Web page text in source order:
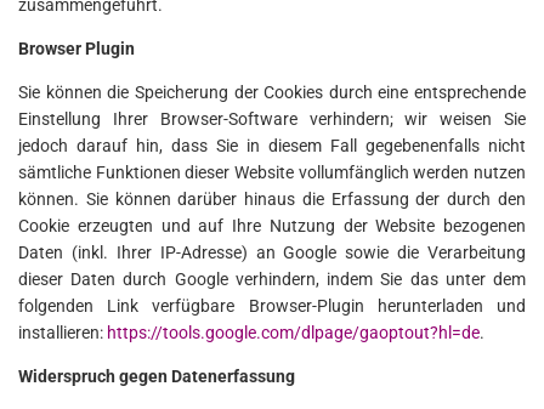
zusammengeführt.
Browser Plugin
Sie können die Speicherung der Cookies durch eine entsprechende
Einstellung Ihrer Browser-Software verhindern; wir weisen Sie
jedoch darauf hin, dass Sie in diesem Fall gegebenenfalls nicht
sämtliche Funktionen dieser Website vollumfänglich werden nutzen
können. Sie können darüber hinaus die Erfassung der durch den
Cookie erzeugten und auf Ihre Nutzung der Website bezogenen
Daten (inkl. Ihrer IP-Adresse) an Google sowie die Verarbeitung
dieser Daten durch Google verhindern, indem Sie das unter dem
folgenden Link verfügbare Browser-Plugin herunterladen und
installieren: https://tools.google.com/dlpage/gaoptout?hl=de.
Widerspruch gegen Datenerfassung